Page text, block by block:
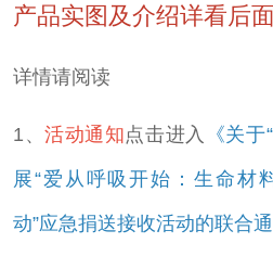
产品实图及介绍详看后面
详情请阅读
1、活动通知点击进入 《关
展“爱从呼吸开始：生命材
动”应急捐送接收活动的联合通